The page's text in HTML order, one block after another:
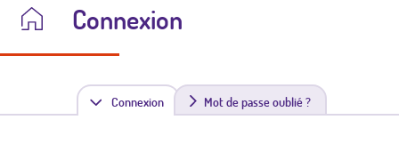
Connexion
Connexion(
Mot de passe oublié ?